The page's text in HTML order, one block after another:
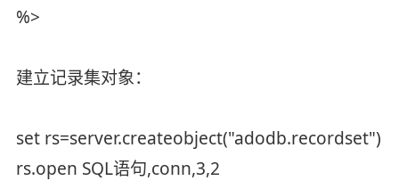
%>
建立记录集对象：
set rs=server.createobject("adodb.recordset")
rs.open SQL语句,conn,3,2